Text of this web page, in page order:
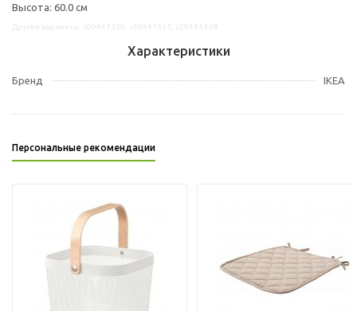
Высота: 60.0 см
Характеристики
Бренд IKEA
Персональные рекомендации